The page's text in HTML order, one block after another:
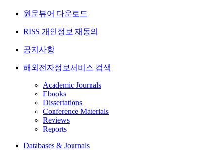
원문뷰어 다운로드
RISS 개인정보 재동의
공지사항
해외전자정보서비스 검색
Academic Journals
Ebooks
Dissertations
Conference Materials
Reviews
Reports
Databases & Journals